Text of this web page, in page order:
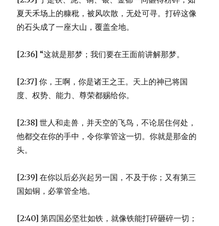
夏天禾场上的糠秕，被风吹散，无处可寻。打碎这像
的石头成了一座大山，覆盖全地。
[2:36] “这就是那梦；我们要在王面前讲解那梦。
[2:37] 你，王啊，你是诸王之王。天上的神已将国
度、权势、能力、尊荣都赐给你。
[2:38] 世人和走兽，并天空的飞鸟，不论居住何处，
他都交在你的手中，令你掌管这一切。你就是那金的
头。
[2:39] 在你以后必兴起另一国，不及于你；又有第三
国如铜，必掌管全地。
[2:40] 第四国必坚壮如铁，就像铁能打碎砸碎一切；